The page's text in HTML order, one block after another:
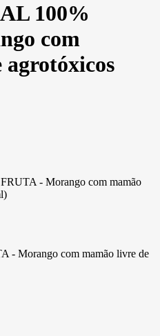
100%
com
- Morango com mamão
- Morango com mamão livre de